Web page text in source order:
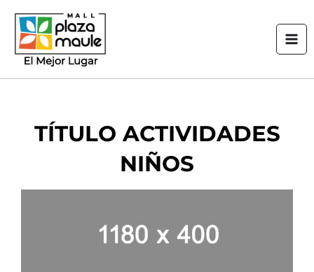
contenido
TÍTULO ACTIVIDADES
NIÑOS